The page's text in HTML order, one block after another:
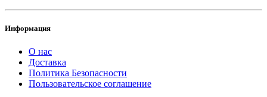
Информация
О нас
Доставка
Политика Безопасности
Пользовательское соглашение